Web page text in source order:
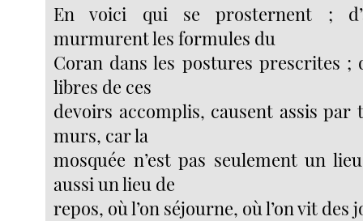
En voici qui se prosternent ;
murmurent les formules du
Coran dans les postures prescrites ;
libres de ces
devoirs accomplis, causent assis par
murs, car la
mosquée n’est pas seulement un
aussi un lieu de
repos, où l’on séjourne, où l’on vit des